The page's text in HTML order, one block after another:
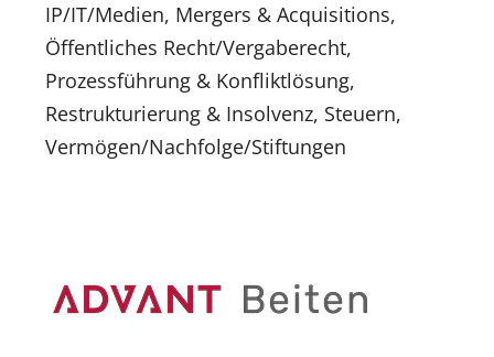
IP/IT/Medien, Mergers & Acquisitions,
Öffentliches Recht/Vergaberecht,
Prozessführung & Konfliktlösung,
Restrukturierung & Insolvenz, Steuern,
Vermögen/Nachfolge/Stiftungen